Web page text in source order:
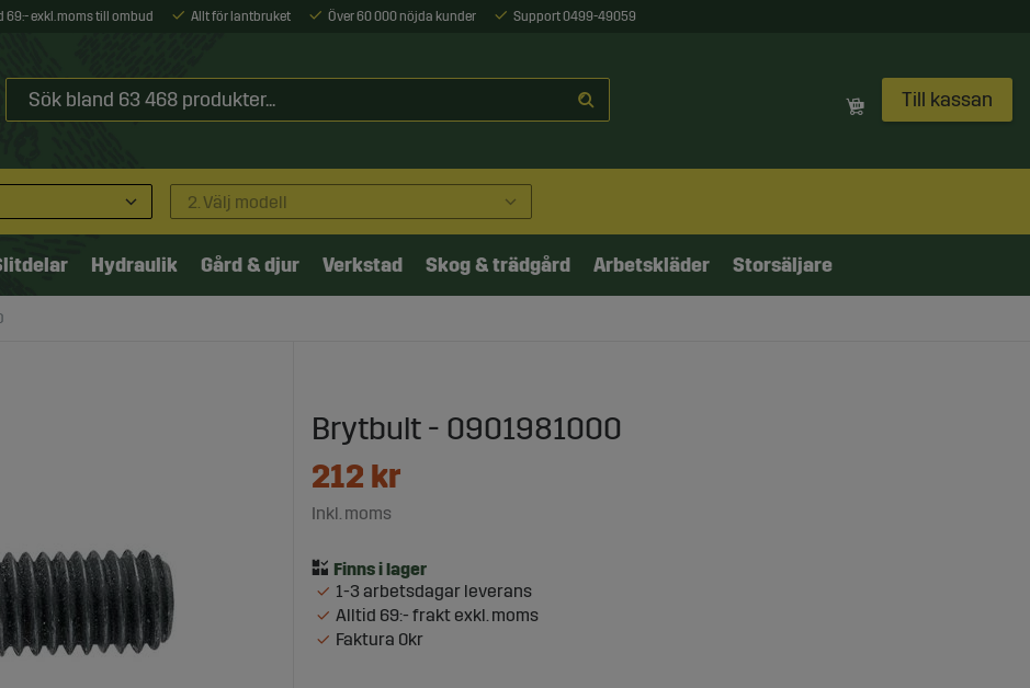
69:- exkl. moms till ombud Allt för lantbruket Över 60 000 nöjda kunder Support 0499-49059
Till kassan
2. Välj modell
Hydraulik Gård & djur Verkstad Skog & trädgård Arbetskläder Storsäljare
Brytbult - 0901981000
212 kr
Inkl. moms
1-3 arbetsdagar leverans
Alltid 69:- frakt exkl. moms
Faktura 0kr